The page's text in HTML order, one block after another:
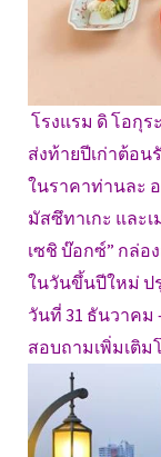
โรงแรม ดิ โอกุร
ส่งท้ายปีเก่าต้อ
ในราคาท่านละ
มัสซึทาเกะ และ
เซชิ บ๊อกซ์” กล่
ในวันขึ้นปีใหม่ ป
วันที่ 31 ธันวาคม
สอบถามเพิ่มเติม